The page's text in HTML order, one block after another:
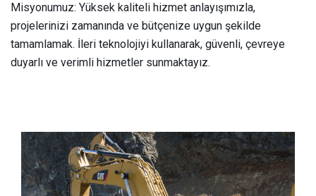
Misyonumuz: Yüksek kaliteli hizmet anlayışımızla,
projelerinizi zamanında ve bütçenize uygun şekilde
tamamlamak. İleri teknolojiyi kullanarak, güvenli, çevreye
duyarlı ve verimli hizmetler sunmaktayız.